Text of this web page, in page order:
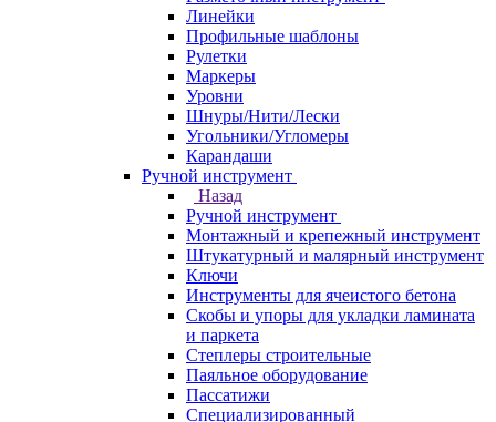
Линейки
Профильные шаблоны
Рулетки
Маркеры
Уровни
Шнуры/Нити/Лески
Угольники/Угломеры
Карандаши
Ручной инструмент
Назад
Ручной инструмент
Монтажный и крепежный инструмент
Штукатурный и малярный инструмент
Ключи
Инструменты для ячеистого бетона
Скобы и упоры для укладки ламината
и паркета
Степлеры строительные
Паяльное оборудование
Пассатижи
Специализированный